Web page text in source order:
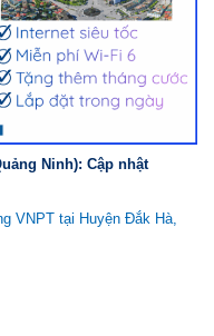
Ninh): Cập nhật
VNPT tại Huyện Đắk Hà,